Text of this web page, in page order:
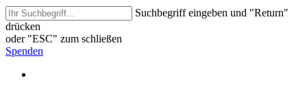
Suchbegriff eingeben und "Return"
drücken
oder "ESC" zum schließen
Spenden